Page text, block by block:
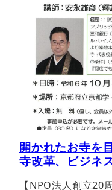
開かれたお寺を
寺改革、ビジネ
【NPO法人創立20